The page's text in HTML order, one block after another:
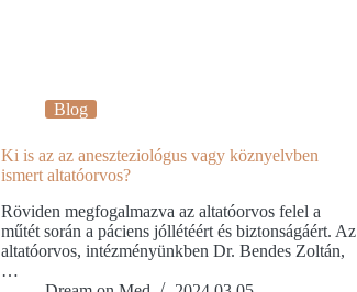
Blog
Ki is az az aneszteziológus vagy köznyelvben
ismert altatóorvos?
Röviden megfogalmazva az altatóorvos felel a
műtét során a páciens jóllétéért és biztonságáért. Az
altatóorvos, intézményünkben Dr. Bendes Zoltán,
…